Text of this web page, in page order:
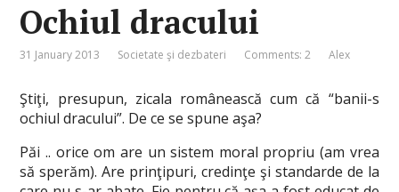
Ochiul dracului
31 January 2013 Societate şi dezbateri Comments: 2 Alex
Ştiţi, presupun, zicala românească cum că “banii-s
ochiul dracului”. De ce se spune aşa?
Păi .. orice om are un sistem moral propriu (am vrea
să sperăm). Are prinţipuri, credinţe şi standarde de la